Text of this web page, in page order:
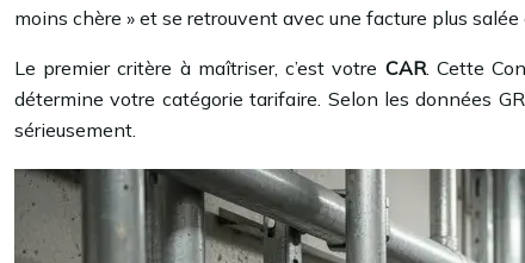
moins chère » et se retrouvent avec une facture plus salée
Le premier critère à maîtriser, c’est votre CAR. Cette
détermine votre catégorie tarifaire. Selon les données
sérieusement.